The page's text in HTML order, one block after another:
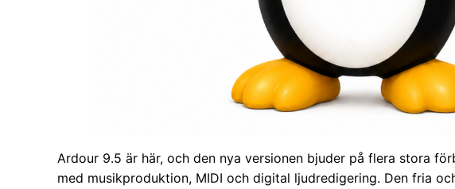
Ardour 9.5 är här, och den nya versionen bjuder på flera stora
med musikproduktion, MIDI och digital ljudredigering. Den fria